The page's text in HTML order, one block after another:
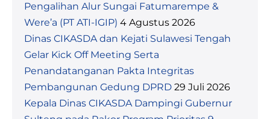
Pengalihan Alur Sungai Fatumarempe &
Were’a (PT ATI-IGIP) 4 Agustus 2026
Dinas CIKASDA dan Kejati Sulawesi Tengah
Gelar Kick Off Meeting Serta
Penandatanganan Pakta Integritas
Pembangunan Gedung DPRD 29 Juli 2026
Kepala Dinas CIKASDA Dampingi Gubernur